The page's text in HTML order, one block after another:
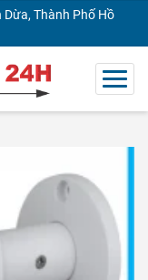
Dừa, Thành Phố Hồ